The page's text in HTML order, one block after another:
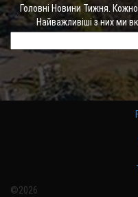
Головні Новини Тижня.
Найважливіші з них ми
©2026